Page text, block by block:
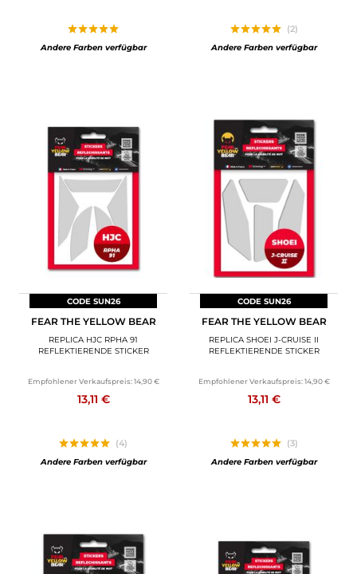
Andere Farben verfügbar
(2)
Andere Farben verfügbar
CODE SUN26
FEAR THE YELLOW BEAR
REPLICA HJC RPHA 91
REFLEKTIERENDE STICKER
Empfohlener Verkaufspreis: 14,90 €
13,11 €
(4)
Andere Farben verfügbar
CODE SUN26
FEAR THE YELLOW BEAR
REPLICA SHOEI J-CRUISE II
REFLEKTIERENDE STICKER
Empfohlener Verkaufspreis: 14,90 €
13,11 €
(3)
Andere Farben verfügbar